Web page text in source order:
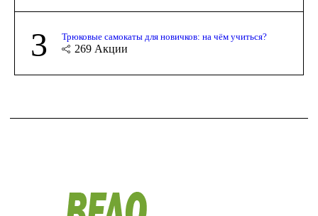
3 Трюковые самокаты для новичков: на чём учиться?
269 Акции